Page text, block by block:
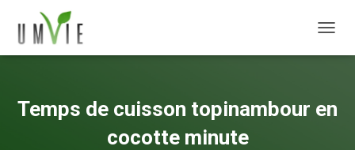
Temps de cuisson topinambour en
cocotte minute